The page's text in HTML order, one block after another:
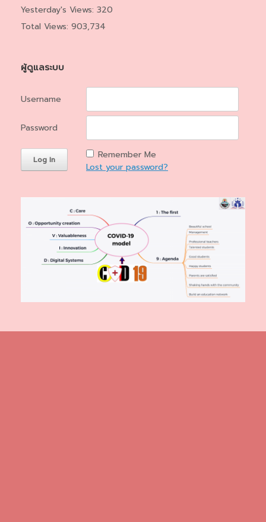
Yesterday's Views: 320
Total Views: 903,734
ผู้ดูแลระบบ
Username
Password
Remember Me
Lost your password?